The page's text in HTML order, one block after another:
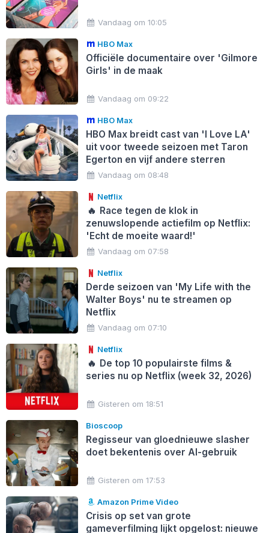
Vandaag om 10:05
HBO Max
Officiële documentaire over 'Gilmore
Girls' in de maak
Vandaag om 09:22
HBO Max
HBO Max breidt cast van 'I Love LA'
uit voor tweede seizoen met Taron
Egerton en vijf andere sterren
Vandaag om 08:48
Netflix
🔥 Race tegen de klok in
zenuwslopende actiefilm op Netflix:
'Echt de moeite waard!'
Vandaag om 07:58
Netflix
Derde seizoen van 'My Life with the
Walter Boys' nu te streamen op
Netflix
Vandaag om 07:10
Netflix
🔥 De top 10 populairste films &
series nu op Netflix (week 32, 2026)
Gisteren om 18:51
Bioscoop
Regisseur van gloednieuwe slasher
doet bekentenis over AI-gebruik
Gisteren om 17:53
Amazon Prime Video
Crisis op set van grote
gameverfilming lijkt opgelost: nieuwe